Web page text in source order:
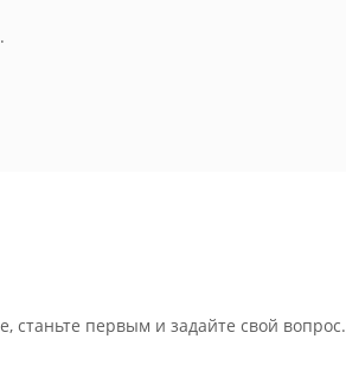
станьте первым и задайте свой вопрос.